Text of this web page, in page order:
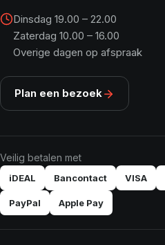
Dinsdag 19.00 – 22.00
Zaterdag 10.00 – 16.00
Overige dagen op afspraak
Plan een bezoek
Veilig betalen met
iDEAL Bancontact VISA
PayPal Apple Pay